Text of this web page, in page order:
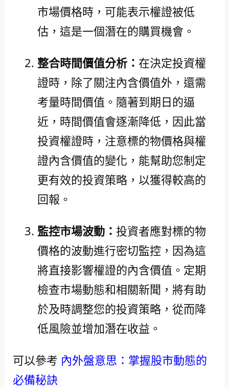
市場價格時，可能表示權證被低
估，這是一個潛在的購買機會。
整合時間價值分析： 在決定投資權
證時，除了關注內含價值外，還需
考量時間價值。隨著到期日的逼
近，時間價值會逐漸降低，因此當
投資權證時，注意標的物價格與權
證內含價值的變化，能幫助您制定
更有效的投資策略，以獲得較高的
回報。
監控市場波動： 投資者應對標的物
價格的波動進行密切監控，因為這
將直接影響權證的內含價值。定期
檢查市場動態和相關新聞，將有助
於及時調整您的投資策略，從而降
低風險並增加潛在收益。
可以參考 內外盤意思：掌握股市動態的
必備秘訣